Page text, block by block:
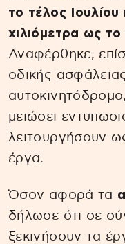
το τέλος
χιλιόμετρα ως
Αναφέρθηκε,
οδικής
μειώσει
λειτουργήσουν
έργα.
Όσον αφορά τα
δήλωσε ότι σε
ξεκινήσουν τα